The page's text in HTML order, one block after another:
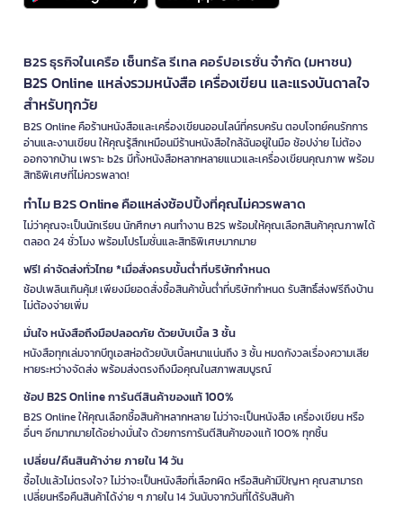
B2S ธุรกิจในเครือ เซ็นทรัล รีเทล คอร์ปอเรชั่น จำกัด (มหาชน)
B2S Online แหล่งรวมหนังสือ เครื่องเขียน และแรงบันดาลใจ
สำหรับทุกวัย
B2S Online คือร้านหนังสือและเครื่องเขียนออนไลน์ที่ครบครัน ตอบโจทย์คนรักการ
อ่านและงานเขียน ให้คุณรู้สึกเหมือนมีร้านหนังสือใกล้ฉันอยู่ในมือ ช้อปง่าย ไม่ต้อง
ออกจากบ้าน เพราะ b2s มีทั้งหนังสือหลากหลายแนวและเครื่องเขียนคุณภาพ พร้อม
สิทธิพิเศษที่ไม่ควรพลาด!
ทำไม B2S Online คือแหล่งช้อปปิ้งที่คุณไม่ควรพลาด
ไม่ว่าคุณจะเป็นนักเรียน นักศึกษา คนทำงาน B2S พร้อมให้คุณเลือกสินค้าคุณภาพได้
ตลอด 24 ชั่วโมง พร้อมโปรโมชั่นและสิทธิพิเศษมากมาย
ฟรี! ค่าจัดส่งทั่วไทย *เมื่อสั่งครบขั้นต่ำที่บริษัทกำหนด
ช้อปเพลินเกินคุ้ม! เพียงมียอดสั่งซื้อสินค้าขั้นต่ำที่บริษัทกำหนด รับสิทธิ์ส่งฟรีถึงบ้าน
ไม่ต้องจ่ายเพิ่ม
มั่นใจ หนังสือถึงมือปลอดภัย ด้วยบับเบิ้ล 3 ชั้น
หนังสือทุกเล่มจากบีทูเอสห่อด้วยบับเบิ้ลหนาแน่นถึง 3 ชั้น หมดกังวลเรื่องความเสีย
หายระหว่างจัดส่ง พร้อมส่งตรงถึงมือคุณในสภาพสมบูรณ์
ช้อป B2S Online การันตีสินค้าของแท้ 100%
B2S Online ให้คุณเลือกซื้อสินค้าหลากหลาย ไม่ว่าจะเป็นหนังสือ เครื่องเขียน หรือ
อื่นๆ อีกมากมายได้อย่างมั่นใจ ด้วยการการันตีสินค้าของแท้ 100% ทุกชิ้น
เปลี่ยน/คืนสินค้าง่าย ภายใน 14 วัน
ซื้อไปแล้วไม่ตรงใจ? ไม่ว่าจะเป็นหนังสือที่เลือกผิด หรือสินค้ามีปัญหา คุณสามารถ
เปลี่ยนหรือคืนสินค้าได้ง่าย ๆ ภายใน 14 วันนับจากวันที่ได้รับสินค้า